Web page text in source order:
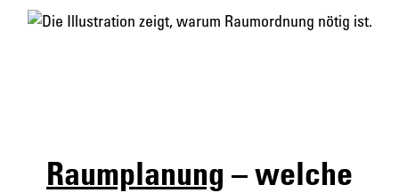
Raumplanung – welche